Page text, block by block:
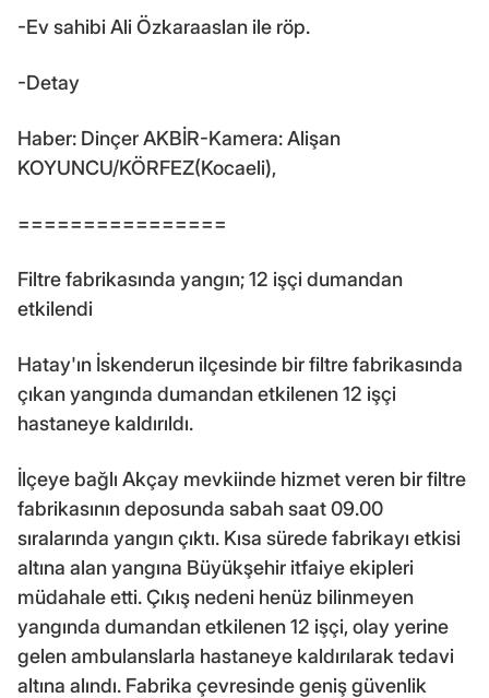
-Ev sahibi Ali Özkaraaslan ile röp.
-Detay
Haber: Dinçer AKBİR-Kamera: Alişan
KOYUNCU/KÖRFEZ(Kocaeli),
================
Filtre fabrikasında yangın; 12 işçi dumandan
etkilendi
Hatay'ın İskenderun ilçesinde bir filtre fabrikasında
çıkan yangında dumandan etkilenen 12 işçi
hastaneye kaldırıldı.
İlçeye bağlı Akçay mevkiinde hizmet veren bir filtre
fabrikasının deposunda sabah saat 09.00
sıralarında yangın çıktı. Kısa sürede fabrikayı etkisi
altına alan yangına Büyükşehir itfaiye ekipleri
müdahale etti. Çıkış nedeni henüz bilinmeyen
yangında dumandan etkilenen 12 işçi, olay yerine
gelen ambulanslarla hastaneye kaldırılarak tedavi
altına alındı. Fabrika çevresinde geniş güvenlik